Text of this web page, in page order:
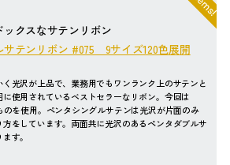
ックスなサテンリボン
サテンリボン #075 9サイズ120色展開
く光沢が上品で、業務用でもワンランク上のサテンと
に使用されているベストセラーなリボン。今回は
のを使用。ペンタシングルサテンは光沢が片面のみ
方をしています。両面共に光沢のあるペンタダブルサ
す。